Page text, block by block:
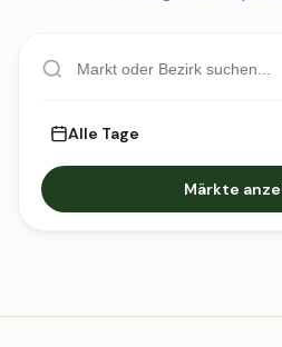
Alle Tage
Märkte